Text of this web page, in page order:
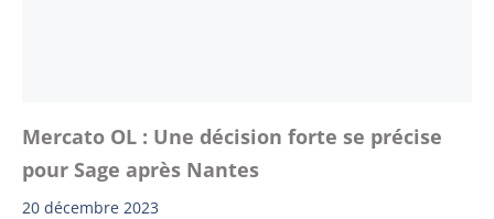
Mercato OL : Une décision forte se précise
pour Sage après Nantes
20 décembre 2023